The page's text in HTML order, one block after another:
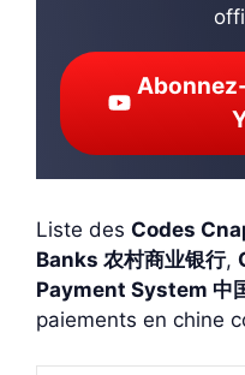
Liste des Codes
Banks 农村商业银行,
Payment System 中
paiements en chine